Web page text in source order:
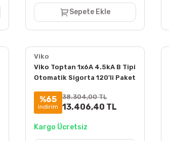
Sepete Ekle
Viko
Viko Toptan 1x6A 4.5kA B Tipi
Otomatik Sigorta 120'li Paket
%65
indirim
38.304,00 TL
13.406,40 TL
Kargo Ücretsiz